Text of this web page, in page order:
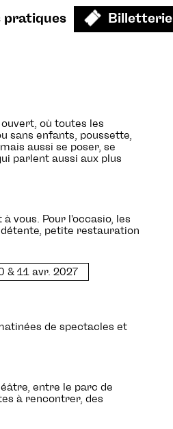
pratiques Billetterie
où toutes les
sans enfants, poussette,
aussi se poser, se
parlent aussi aux plus
vous. Pour l'occasio, les
petite restauration
& 11 avr. 2027
de spectacles et
entre le parc de
à rencontrer, des